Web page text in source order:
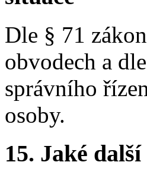
Dle § 71
obvodech a
správního
osoby.
15. Jaké